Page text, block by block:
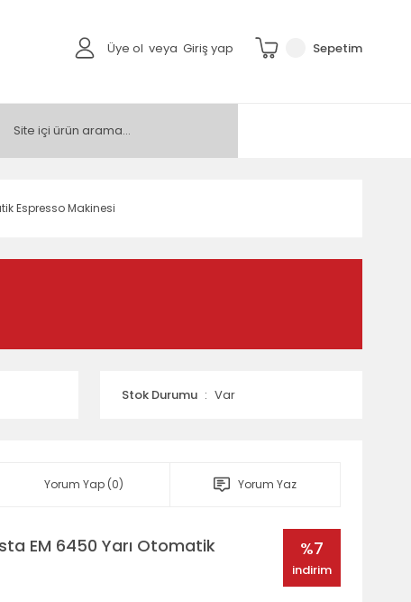
Üye ol veya Giriş yap Sepetim
Espresso Makinesi
Stok Durumu Var
Yorum Yap (0) Yorum Yaz
EM 6450 Yarı Otomatik
%7
indirim